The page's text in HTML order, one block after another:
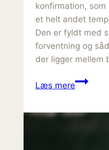
konfirmation,
et helt andet
Den er fyldt med
forventning og
der ligger mellem
Læs mereFotograf